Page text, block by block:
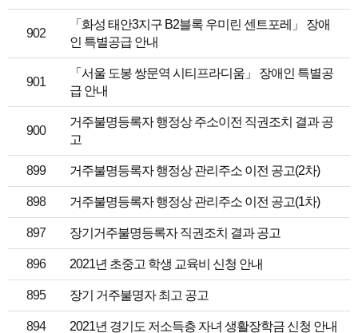
902
「화성 태안3지구 B2블록 우미린 센트포레」 장애
인 특별공급 안내
901
「서울 도봉 쌍문역 시티프라디움」 장애인 특별공
급 안내
900
거주불명등록자 행정상 주소이전 직권조치 결과 공
고
899 거주불명등록자 행정상 관리주소 이전 공고(2차)
898 거주불명등록자 행정상 관리주소 이전 공고(1차)
897 장기거주불명등록자 직권조치 결과 공고
896 2021년 초중고 학생 교육비 신청 안내
895 장기 거주불명자 최고 공고
894 2021년 경기도 저소득층 자녀 생활장학금 신청 안내